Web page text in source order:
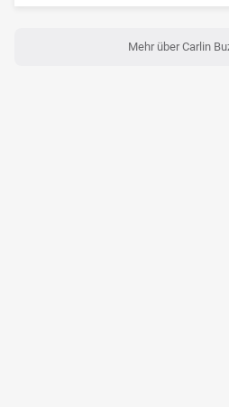
Mehr über Carlin